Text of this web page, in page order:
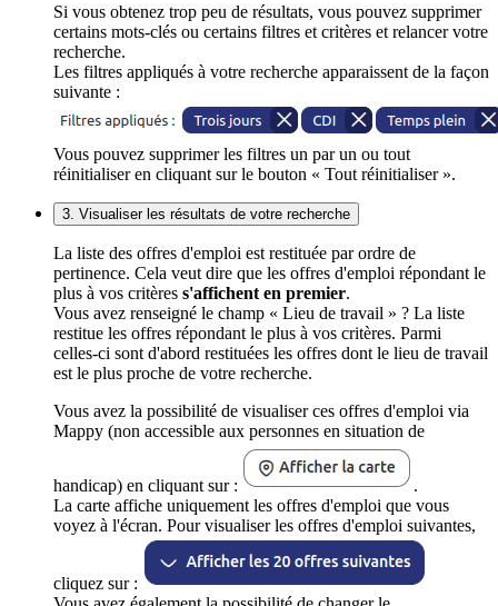
Si vous obtenez trop peu de résultats, vous pouvez supprimer
certains mots-clés ou certains filtres et critères et relancer votre
recherche.
Les filtres appliqués à votre recherche apparaissent de la façon
suivante :
Vous pouvez supprimer les filtres un par un ou tout
réinitialiser en cliquant sur le bouton « Tout réinitialiser ».
3. Visualiser les résultats de votre recherche
La liste des offres d'emploi est restituée par ordre de
pertinence. Cela veut dire que les offres d'emploi répondant le
plus à vos critères s'affichent en premier.
Vous avez renseigné le champ « Lieu de travail » ? La liste
restitue les offres répondant le plus à vos critères. Parmi
celles-ci sont d'abord restituées les offres dont le lieu de travail
est le plus proche de votre recherche.
Vous avez la possibilité de visualiser ces offres d'emploi via
Mappy (non accessible aux personnes en situation de
handicap) en cliquant sur :
.
La carte affiche uniquement les offres d'emploi que vous
voyez à l'écran. Pour visualiser les offres d'emploi suivantes,
cliquez sur :